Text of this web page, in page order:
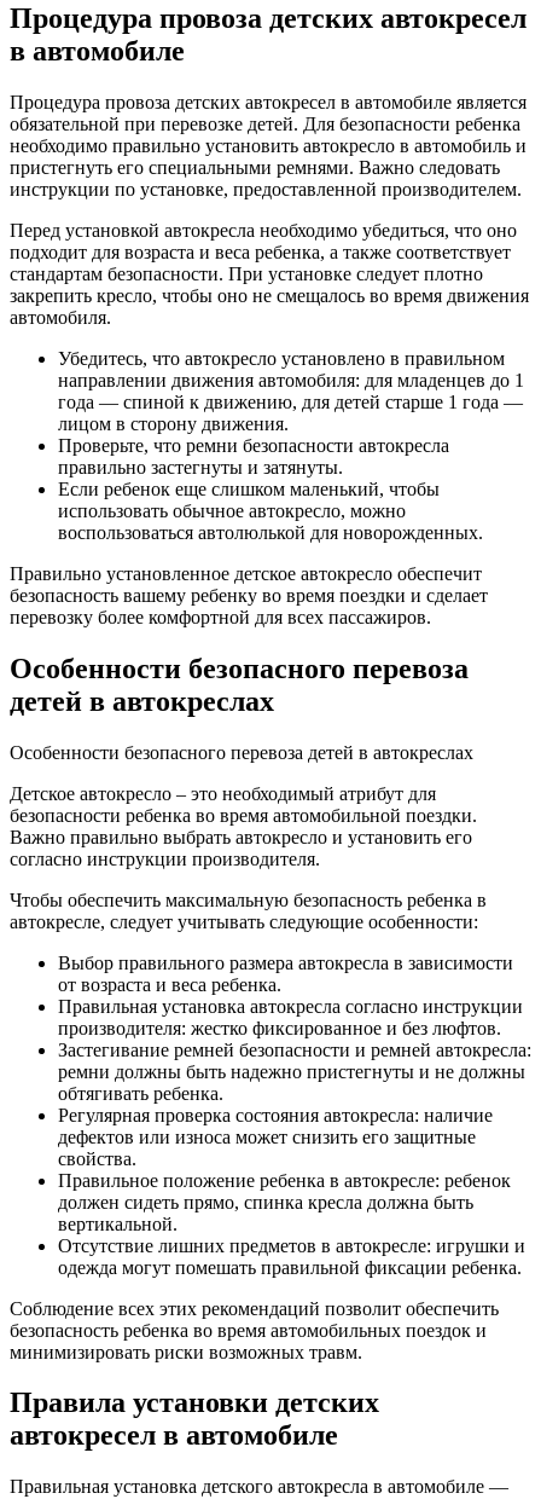
Процедура провоза детских автокресел
в автомобиле
Процедура провоза детских автокресел в автомобиле является
обязательной при перевозке детей. Для безопасности ребенка
необходимо правильно установить автокресло в автомобиль и
пристегнуть его специальными ремнями. Важно следовать
инструкции по установке, предоставленной производителем.
Перед установкой автокресла необходимо убедиться, что оно
подходит для возраста и веса ребенка, а также соответствует
стандартам безопасности. При установке следует плотно
закрепить кресло, чтобы оно не смещалось во время движения
автомобиля.
Убедитесь, что автокресло установлено в правильном
направлении движения автомобиля: для младенцев до 1
года — спиной к движению, для детей старше 1 года —
лицом в сторону движения.
Проверьте, что ремни безопасности автокресла
правильно застегнуты и затянуты.
Если ребенок еще слишком маленький, чтобы
использовать обычное автокресло, можно
воспользоваться автолюлькой для новорожденных.
Правильно установленное детское автокресло обеспечит
безопасность вашему ребенку во время поездки и сделает
перевозку более комфортной для всех пассажиров.
Особенности безопасного перевоза
детей в автокреслах
Особенности безопасного перевоза детей в автокреслах
Детское автокресло – это необходимый атрибут для
безопасности ребенка во время автомобильной поездки.
Важно правильно выбрать автокресло и установить его
согласно инструкции производителя.
Чтобы обеспечить максимальную безопасность ребенка в
автокресле, следует учитывать следующие особенности:
Выбор правильного размера автокресла в зависимости
от возраста и веса ребенка.
Правильная установка автокресла согласно инструкции
производителя: жестко фиксированное и без люфтов.
Застегивание ремней безопасности и ремней автокресла:
ремни должны быть надежно пристегнуты и не должны
обтягивать ребенка.
Регулярная проверка состояния автокресла: наличие
дефектов или износа может снизить его защитные
свойства.
Правильное положение ребенка в автокресле: ребенок
должен сидеть прямо, спинка кресла должна быть
вертикальной.
Отсутствие лишних предметов в автокресле: игрушки и
одежда могут помешать правильной фиксации ребенка.
Соблюдение всех этих рекомендаций позволит обеспечить
безопасность ребенка во время автомобильных поездок и
минимизировать риски возможных травм.
Правила установки детских
автокресел в автомобиле
Правильная установка детского автокресла в автомобиле —